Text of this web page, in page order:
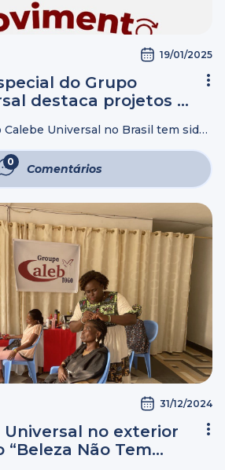
19/01/2025
do Grupo
destaca projetos e
Universal no Brasil tem sido
especial voltado ao bem-estar
0 Comentários
31/12/2024
Universal no exterior
Não Tem